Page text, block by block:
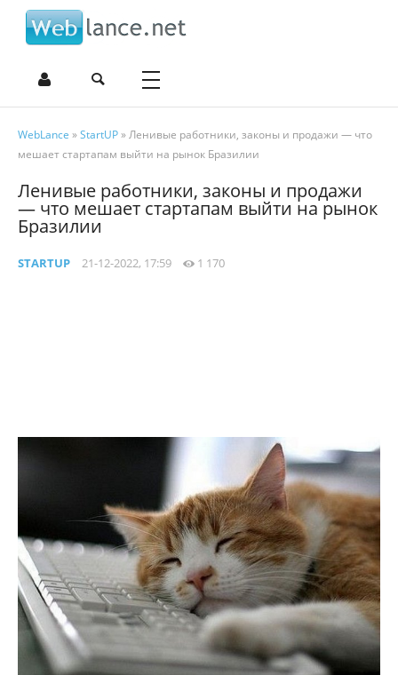
WebLance »StartUP» Ленивые работники, законы и продажи — что
мешает стартапам выйти на рынок Бразилии
Ленивые работники, законы и продажи
— что мешает стартапам выйти на рынок
Бразилии
STARTUP 21-12-2022, 17:59 1 170